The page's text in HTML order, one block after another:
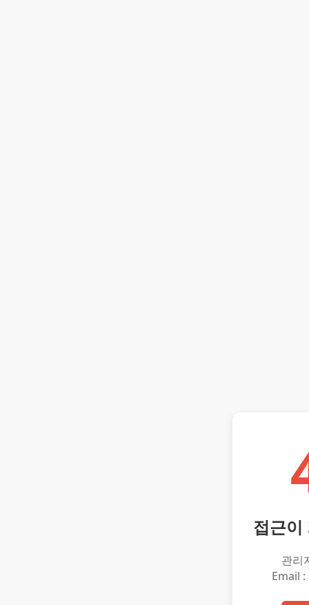
접근이
관리
Email